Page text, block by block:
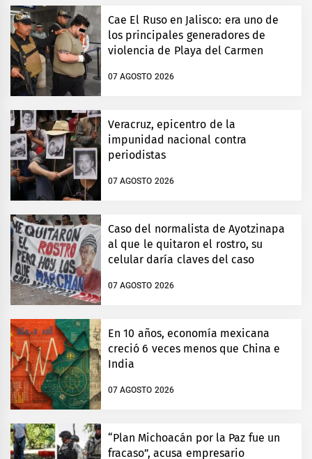
Cae El Ruso en Jalisco: era uno de
los principales generadores de
violencia de Playa del Carmen
07 AGOSTO 2026
Veracruz, epicentro de la
impunidad nacional contra
periodistas
07 AGOSTO 2026
Caso del normalista de Ayotzinapa
al que le quitaron el rostro, su
celular daría claves del caso
07 AGOSTO 2026
En 10 años, economía mexicana
creció 6 veces menos que China e
India
07 AGOSTO 2026
“Plan Michoacán por la Paz fue un
fracaso”, acusa empresario